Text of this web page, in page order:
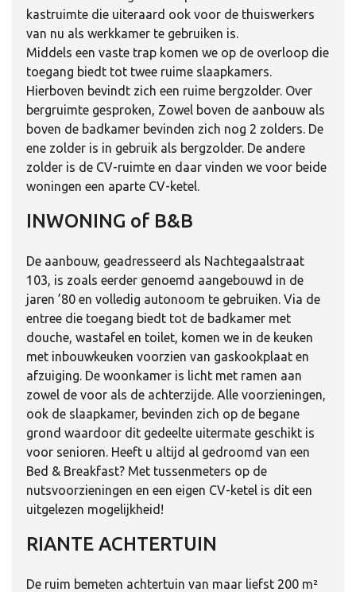
kastruimte die uiteraard ook voor de thuiswerkers
van nu als werkkamer te gebruiken is.
Middels een vaste trap komen we op de overloop die
toegang biedt tot twee ruime slaapkamers.
Hierboven bevindt zich een ruime bergzolder. Over
bergruimte gesproken, Zowel boven de aanbouw als
boven de badkamer bevinden zich nog 2 zolders. De
ene zolder is in gebruik als bergzolder. De andere
zolder is de CV-ruimte en daar vinden we voor beide
woningen een aparte CV-ketel.
INWONING of B&B
De aanbouw, geadresseerd als Nachtegaalstraat
103, is zoals eerder genoemd aangebouwd in de
jaren ’80 en volledig autonoom te gebruiken. Via de
entree die toegang biedt tot de badkamer met
douche, wastafel en toilet, komen we in de keuken
met inbouwkeuken voorzien van gaskookplaat en
afzuiging. De woonkamer is licht met ramen aan
zowel de voor als de achterzijde. Alle voorzieningen,
ook de slaapkamer, bevinden zich op de begane
grond waardoor dit gedeelte uitermate geschikt is
voor senioren. Heeft u altijd al gedroomd van een
Bed & Breakfast? Met tussenmeters op de
nutsvoorzieningen en een eigen CV-ketel is dit een
uitgelezen mogelijkheid!
RIANTE ACHTERTUIN
De ruim bemeten achtertuin van maar liefst 200 m²